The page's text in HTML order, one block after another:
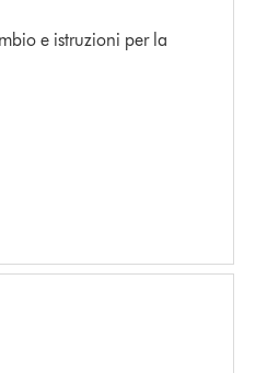
e istruzioni per la